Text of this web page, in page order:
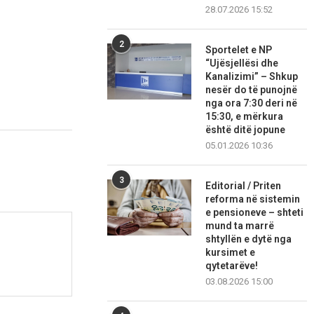
28.07.2026 15:52
2
Sportelet e NP
“Ujësjellësi dhe
Kanalizimi” – Shkup
nesër do të punojnë
nga ora 7:30 deri në
15:30, e mërkura
është ditë jopune
05.01.2026 10:36
3
Editorial / Priten
reforma në sistemin
e pensioneve – shteti
mund ta marrë
shtyllën e dytë nga
kursimet e
qytetarëve!
03.08.2026 15:00